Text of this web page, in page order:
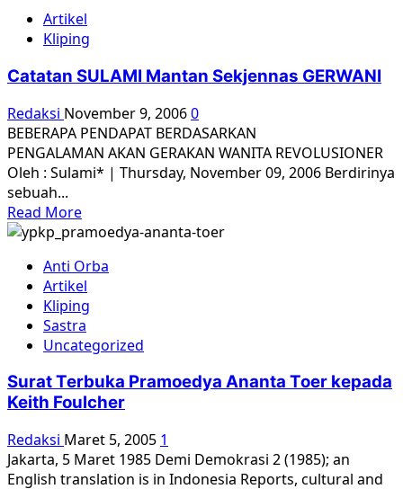
Perang
rahasia
Indonesia,
58
Artikel
Kliping
Catatan SULAMI Mantan Sekjennas GERWANI
Redaksi November 9, 20060
BEBERAPA PENDAPAT BERDASARKAN
PENGALAMAN AKAN GERAKAN WANITA REVOLUSIONER
Oleh : Sulami* | Thursday, November 09, 2006 Berdirinya
sebuah...
Read MoreRead
more
Catatan
SULAMI
Mantan
Sekjennas
GERWANI
Anti Orba
Artikel
Kliping
Sastra
Uncategorized
Surat Terbuka Pramoedya Ananta Toer kepada
Keith Foulcher
Redaksi Maret 5, 2005 1
Jakarta, 5 Maret 1985 Demi Demokrasi 2 (1985); an
English translation is in Indonesia Reports, cultural and